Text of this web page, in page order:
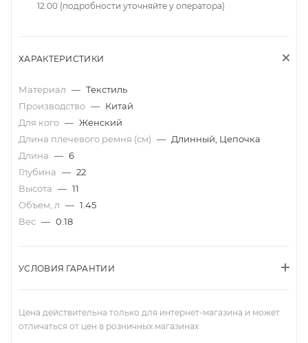
12.00 (подробности уточняйте у оператора)
ХАРАКТЕРИСТИКИ
Материал — Текстиль
Производство — Китай
Для кого — Женский
Длина плечевого ремня (см) — Длинный, Цепочка
Длина — 6
Глубина — 22
Высота — 11
Объем, л — 1.45
Вес — 0.18
УСЛОВИЯ ГАРАНТИИ
Цена действительна только для интернет-магазина и может
отличаться от цен в розничных магазинах